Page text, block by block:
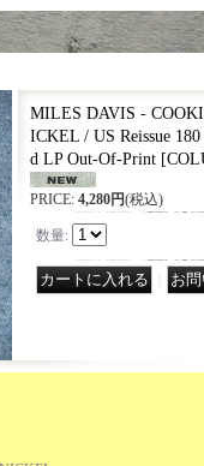
MILES DAVIS -
ICKEL / US Reissue
d LP Out-Of-Print [
PRICE: 4,280円(税込)
数量: